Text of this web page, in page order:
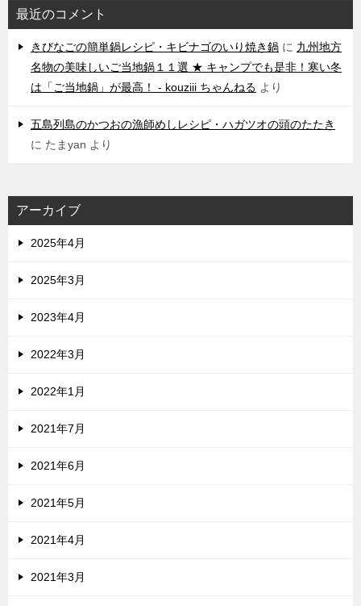
最近のコメント
きびなごの簡単鍋レシピ・キビナゴのいり焼き鍋 に 九州地方
名物の美味しいご当地鍋１１選 ★ キャンプでも是非！寒い冬
は「ご当地鍋」が最高！ - kouziii ちゃんねる より
五島列島のかつおの漁師めしレシピ・ハガツオの頭のたたき
に たまyan より
アーカイブ
2025年4月
2025年3月
2023年4月
2022年3月
2022年1月
2021年7月
2021年6月
2021年5月
2021年4月
2021年3月